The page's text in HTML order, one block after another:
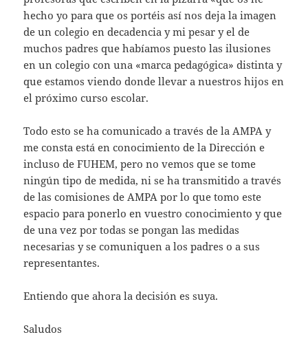
hecho yo para que os portéis así nos deja la imagen
de un colegio en decadencia y mi pesar y el de
muchos padres que habíamos puesto las ilusiones
en un colegio con una «marca pedagógica» distinta y
que estamos viendo donde llevar a nuestros hijos en
el próximo curso escolar.
Todo esto se ha comunicado a través de la AMPA y
me consta está en conocimiento de la Dirección e
incluso de FUHEM, pero no vemos que se tome
ningún tipo de medida, ni se ha transmitido a través
de las comisiones de AMPA por lo que tomo este
espacio para ponerlo en vuestro conocimiento y que
de una vez por todas se pongan las medidas
necesarias y se comuniquen a los padres o a sus
representantes.
Entiendo que ahora la decisión es suya.
Saludos